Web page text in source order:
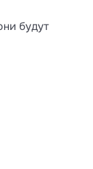
будут